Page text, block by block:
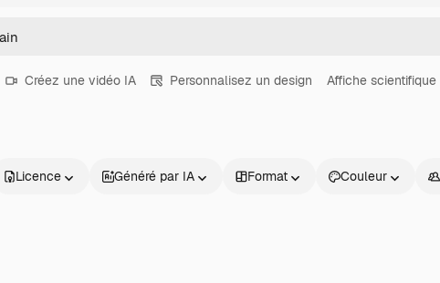
Créez une vidéo IA Personnalisez un design Affiche scientifique
Licence Généré par IA Format Couleur